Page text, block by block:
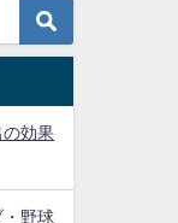
の効果
・野球